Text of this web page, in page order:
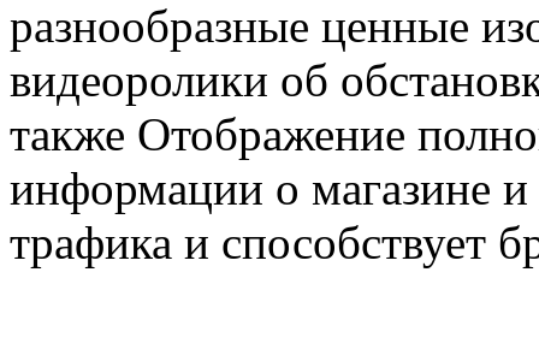
разнообразные ценные
видеоролики об
также Отображение
информации о магазине
трафика и способствует